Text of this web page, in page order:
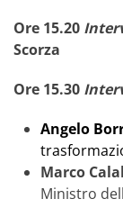
Ore 15.20
Scorza
Ore 15.30
Angelo
Marco
Ministro